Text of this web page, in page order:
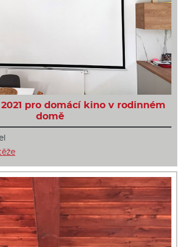
2021 pro domácí kino v rodinném
domě